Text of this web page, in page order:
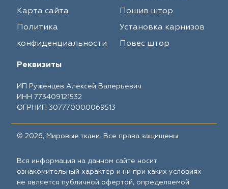
Карта сайта
Политика
конфиденциальности
Пошив штор
Установка карнизов
Повес штор
Реквизиты
ИП Руженцев Алексей Валерьевич
ИНН 773409121532
ОГРНИП 307770000069513
© 2026, Мировые ткани. Все права защищены.
Вся информация на данном сайте носит
ознакомительный характер и ни при каких условиях
не является публичной офертой, определяемой